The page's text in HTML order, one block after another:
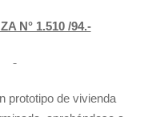
N° 1.510 /94.-
prototipo de vivienda